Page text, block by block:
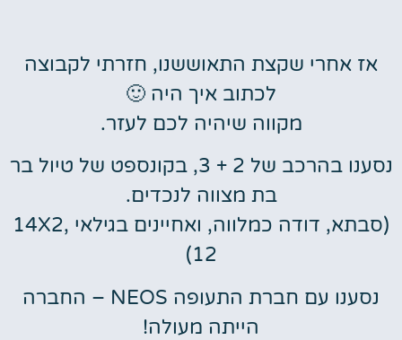
אז אחרי שקצת התאוששנו, חזרתי לקבוצה
לכתוב איך היה 🙂
מקווה שיהיה לכם לעזר.
נסענו בהרכב של 2 + 3, בקונספט של טיול בר
בת מצווה לנכדים.
(סבתא, דודה כמלווה, ואחיינים בגילאי 14X2,
12)
נסענו עם חברת התעופה NEOS – החברה
הייתה מעולה!